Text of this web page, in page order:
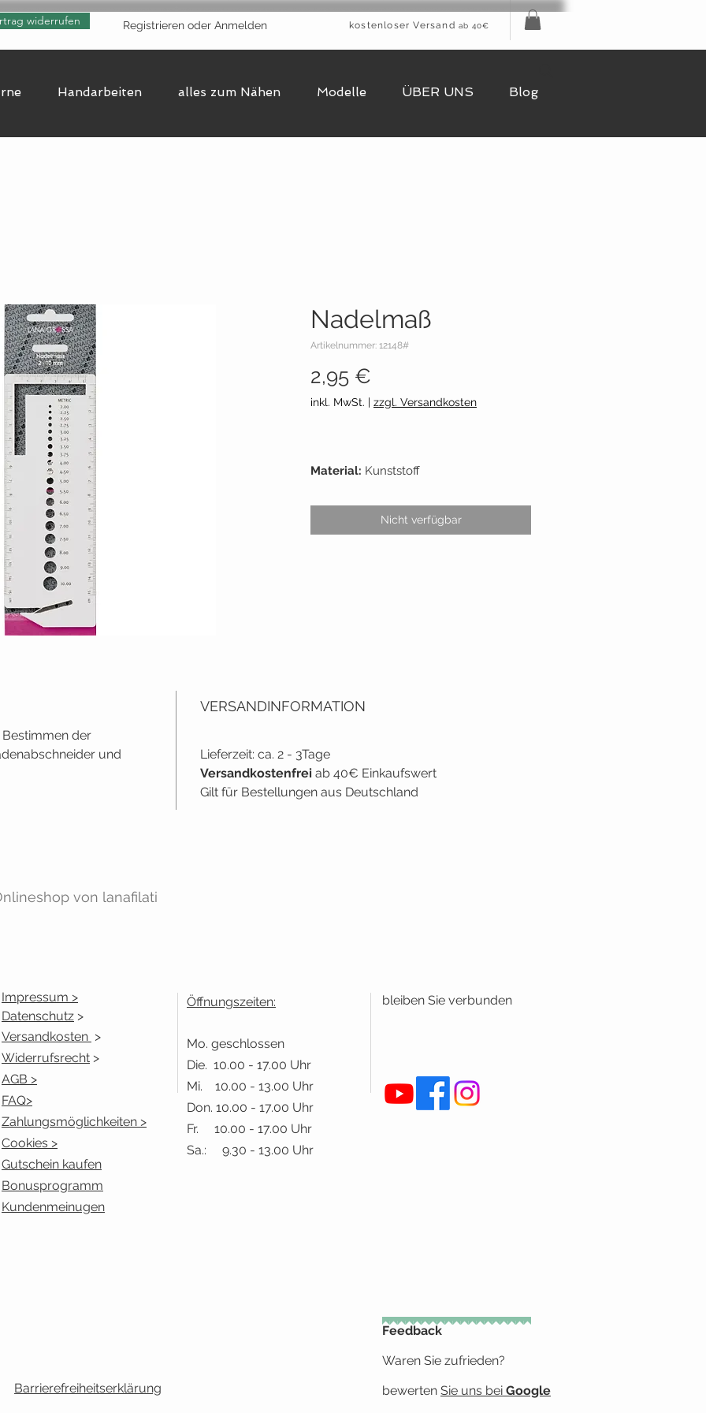
widerrufen Registrieren oder Anmelden kostenloser Versand ab 40€
Handarbeiten alles zum Nähen Modelle ÜBER UNS Blog
Nadelmaß
Artikelnummer: 12148#
2,95 €
inkl. MwSt. | zzgl. Versandkosten
Material: Kunststoff
Packungsinhalt:1 Stück
2mm - 10mm
Nicht verfügbar
der
und
VERSANDINFORMATION
Lieferzeit: ca. 2 - 3Tage
Versandkostenfrei ab 40€ Einkaufswert
Gilt für Bestellungen aus Deutschland
von lanafilati
Impressum >
Datenschutz >
Versandkosten >
Widerrufsrecht >
AGB >
FAQ>
Zahlungsmöglichkeiten >
Cookies >
Gutschein kaufen
Bonusprogramm
Kundenmeinugen
Öffnungszeiten:
Mo. geschlossen
Die. 10.00 - 17.00 Uhr
Mi. 10.00 - 13.00 Uhr
Don. 10.00 - 17.00 Uhr
Fr. 10.00 - 17.00 Uhr
Sa.: 9.30 - 13.00 Uhr
bleiben Sie verbunden
Barrierefreiheitserklärung
Feedback
Waren Sie zufrieden?
bewerten Sie uns bei Google